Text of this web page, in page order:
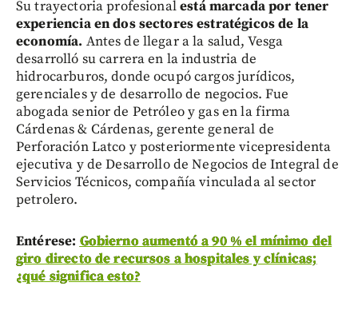
Su trayectoria profesionalestá marcada por tener
experiencia en dos sectores estratégicos de la
economía. Antes de llegar a la salud, Vesga
desarrolló su carrera en la industria de
hidrocarburos, donde ocupó cargos jurídicos,
gerenciales y de desarrollo de negocios. Fue
abogada senior de Petróleo y gas en la firma
Cárdenas & Cárdenas, gerente general de
Perforación Latco y posteriormente vicepresidenta
ejecutiva y de Desarrollo de Negocios de Integral de
Servicios Técnicos, compañía vinculada al sector
petrolero.
Entérese: Gobierno aumentó a 90 % el mínimo del
giro directo de recursos a hospitales y clínicas;
¿qué significa esto?